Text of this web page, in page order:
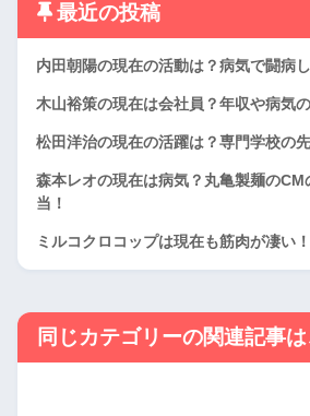
最近の投稿
内田朝陽の現在の活動は？病気で闘病
木山裕策の現在は会社員？年収や病気
松田洋治の現在の活躍は？専門学校の
森本レオの現在は病気？丸亀製麺のCM
当！
ミルコクロコップは現在も筋肉が凄い
同じカテゴリーの関連記事